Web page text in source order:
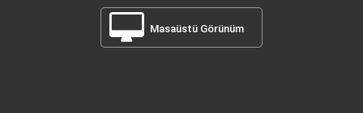
Masaüstü Görünüm